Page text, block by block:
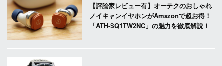
【評論家レビュー有】オーテクのおしゃれ
ノイキャンイヤホンがAmazonで超お得！
「ATH-SQ1TW2NC」の魅力を徹底解説！